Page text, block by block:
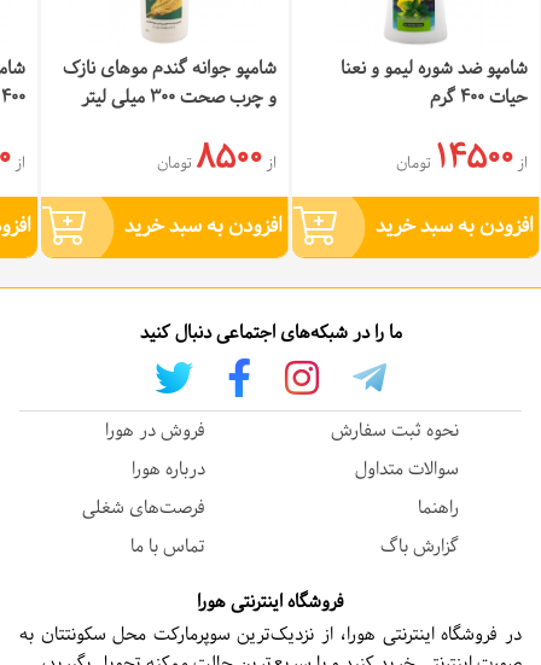
شامپو ضد شوره لیمو و نعنا
حیات 400 گرم
از14500 تومان
افزودن به سبد خرید
شامپو جوانه گندم موهای نازک
و چرب صحت 300 میلی لیتر
از8500 تومان
افزودن به سبد خرید
400 گرم
از
ما را در شبکه‌های اجتماعی دنبال کنید
نحوه ثبت سفارش
سوالات متداول
راهنما
گزارش باگ
فروش در هورا
درباره هورا
فرصت‌های شغلی
تماس با ما
فروشگاه اینترنتی هورا
در فروشگاه اینترنتی هورا، از نزدیک‌ترین سوپرمارکت محل سکونتتان به